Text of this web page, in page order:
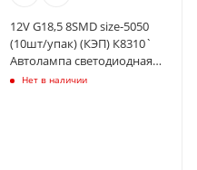
12V G18,5 8SMD size-5050
(10шт/упак) (КЭП) К8310`
Автолампа светодиодная
(А12-5,-10; R5W,-10W BA15s)
Нет в наличии